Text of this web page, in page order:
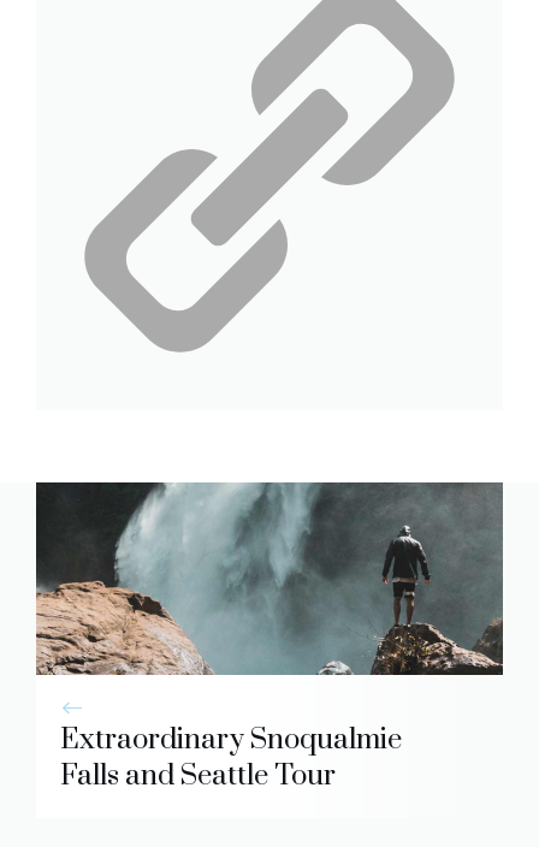
Extraordinary Snoqualmie
Falls and Seattle Tour